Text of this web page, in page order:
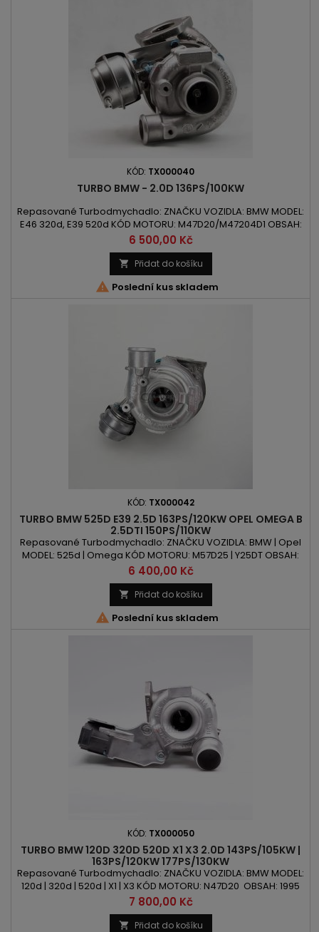
KÓD: TX000040
TURBO BMW - 2.0D 136PS/100KW
Repasované Turbodmychadlo: ZNAČKU VOZIDLA: BMW MODEL:
E46 320d, E39 520d KÓD MOTORU: M47D20/M47204D1 OBSAH:
1951 ccm 2.0D VÝKON: 100kW/136PS ROK VÝROBY: 1997 -
Cena
6 500,00 Kč
 Přidat do košíku
 Poslední kus skladem
KÓD: TX000042
TURBO BMW 525D E39 2.5D 163PS/120KW OPEL OMEGA B
2.5DTI 150PS/110KW
Repasované Turbodmychadlo: ZNAČKU VOZIDLA: BMW | Opel
MODEL: 525d | Omega KÓD MOTORU: M57D25 | Y25DT OBSAH:
2498ccm 2.5d | 2.5 DTI VÝKON: 150PS/110kW | 163PS/120kW ROK
VÝROBY: 2000 -
Cena
6 400,00 Kč
 Přidat do košíku
 Poslední kus skladem
KÓD: TX000050
TURBO BMW 120D 320D 520D X1 X3 2.0D 143PS/105KW |
163PS/120KW 177PS/130KW
Repasované Turbodmychadlo: ZNAČKU VOZIDLA: BMW MODEL:
120d | 320d | 520d | X1 | X3 KÓD MOTORU: N47D20 OBSAH: 1995
ccm 2.0d VÝKON: 143PS/105kW | 163PS | 120kW | 177PS/130kW
ROK VÝROBY: 2004 -
Cena
7 800,00 Kč
 Přidat do košíku